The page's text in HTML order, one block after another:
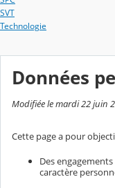
SVT
Technologie
Données
Modifiée le mardi 22 juin
Cette page a pour
Des
caractère